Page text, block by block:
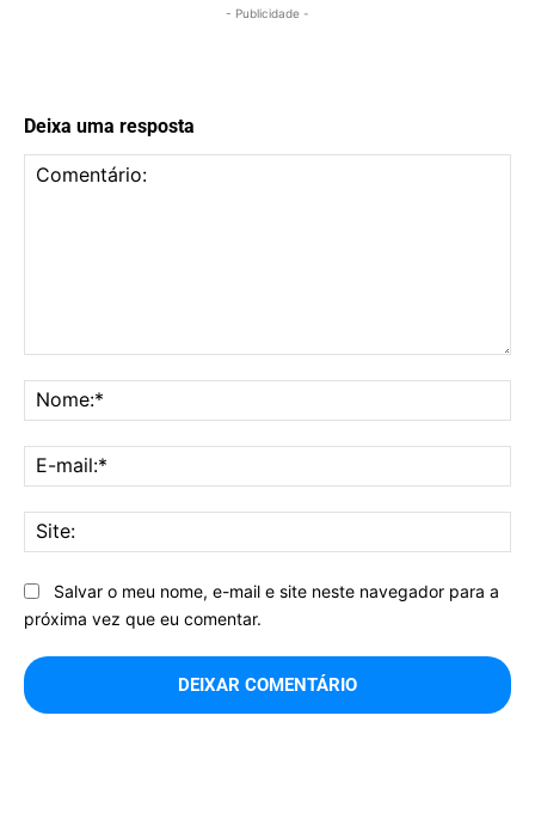
- Publicidade -
Deixa uma resposta
Salvar o meu nome, e-mail e site neste navegador para a
próxima vez que eu comentar.